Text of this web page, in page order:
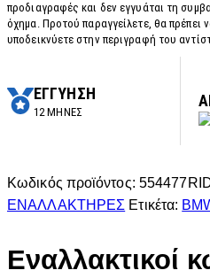
προδιαγραφές και δεν εγγυάται τη
όχημα. Προτού παραγγείλετε, θα πρέπει
υποδεικνύετε στην περιγραφή του
ΕΓΓΥΗΣΗ
12 ΜΗΝΕΣ
Κωδικός προϊόντος:
ΕΝΑΛΛΑΚΤΗΡΕΣ Ετικέτα:
Εναλλακτικοί